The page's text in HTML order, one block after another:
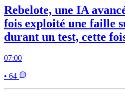
Rebelote, une IA
fois exploité une faille
durant un test, cette
07:00
• 64